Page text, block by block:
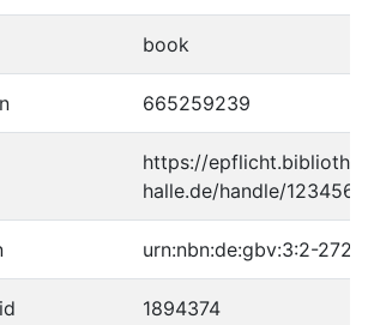
book
665259239
https://
halle.de/handle/
urn:nbn:de:gbv:3:2-
1894374